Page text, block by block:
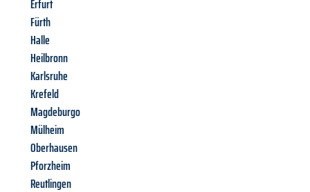
Erfurt
Fürth
Halle
Heilbronn
Karlsruhe
Krefeld
Magdeburgo
Mülheim
Oberhausen
Pforzheim
Reutlingen